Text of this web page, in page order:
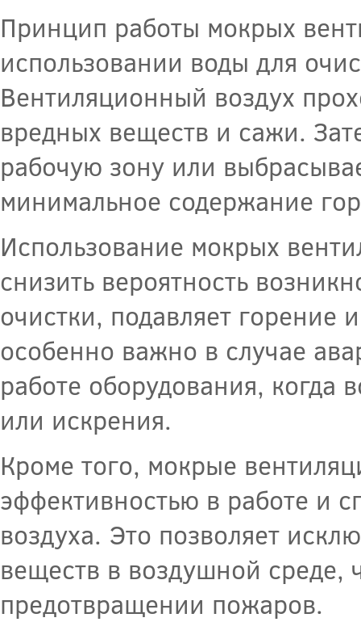
Принцип работы мокрых
использовании воды для
Вентиляционный воздух
вредных веществ и сажи.
рабочую зону или
минимальное содержание
Использование мокрых
снизить вероятность
очистки, подавляет горение
особенно важно в случае
работе оборудования,
или искрения.
Кроме того, мокрые
эффективностью в работе и
воздуха. Это позволяет
веществ в воздушной среде,
предотвращении пожаров.